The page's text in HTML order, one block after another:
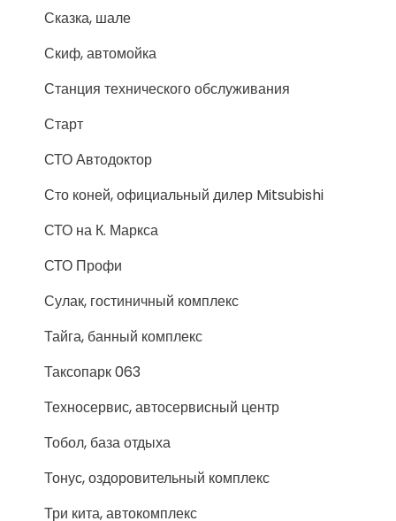
Сказка, шале
Скиф, автомойка
Станция технического обслуживания
Старт
СТО Автодоктор
Сто коней, официальный дилер Mitsubishi
СТО на К. Маркса
СТО Профи
Сулак, гостиничный комплекс
Тайга, банный комплекс
Таксопарк 063
Техносервис, автосервисный центр
Тобол, база отдыха
Тонус, оздоровительный комплекс
Три кита, автокомплекс